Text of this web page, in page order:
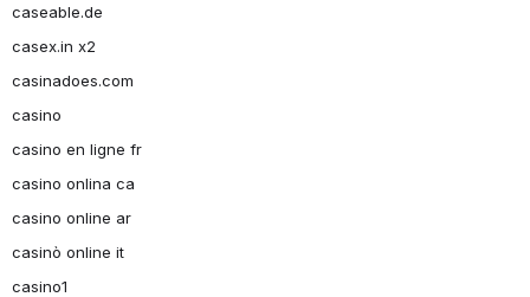
caseable.de
casex.in x2
casinadoes.com
casino
casino en ligne fr
casino onlina ca
casino online ar
casinò online it
casino1